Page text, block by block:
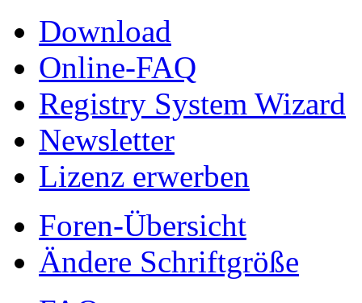
Download
Online-FAQ
Registry System Wizard
Newsletter
Lizenz erwerben
Foren-Übersicht
Ändere Schriftgröße